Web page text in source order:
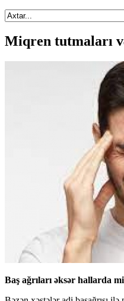
Miqren tutmaları
Baş ağrıları əksər hallarda